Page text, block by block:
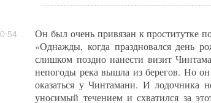
Он был очень привязан к проститутке
«Однажды, когда праздновался день
слишком поздно нанести визит
непогоды река вышла из берегов. Но
оказаться у Чинтамани. И
уносимый течением и схватился за